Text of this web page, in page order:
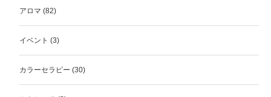
アロマ (82)
イベント (3)
カラーセラピー (30)